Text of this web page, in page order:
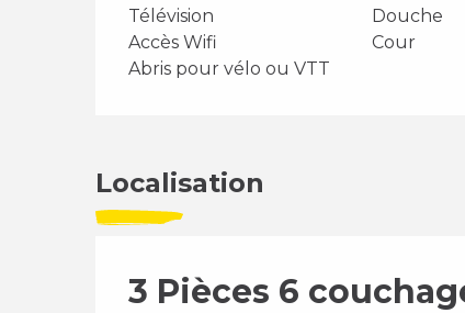
Télévision
Douche
Accès Wifi
Cour
Abris pour vélo ou VTT
Localisation
3 Pièces 6